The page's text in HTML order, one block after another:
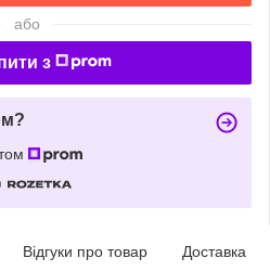
або
з
Відгуки про товар Доставка